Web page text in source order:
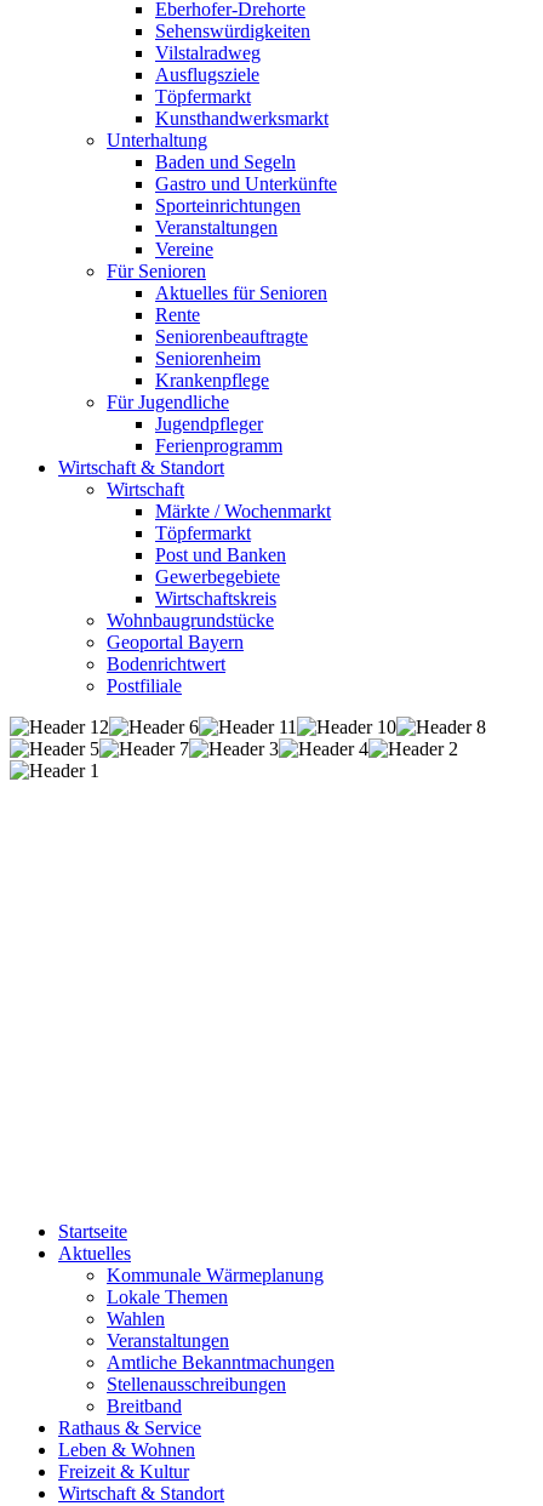
Eberhofer-Drehorte
Sehenswürdigkeiten
Vilstalradweg
Ausflugsziele
Töpfermarkt
Kunsthandwerksmarkt
Unterhaltung
Baden und Segeln
Gastro und Unterkünfte
Sporteinrichtungen
Veranstaltungen
Vereine
Für Senioren
Aktuelles für Senioren
Rente
Seniorenbeauftragte
Seniorenheim
Krankenpflege
Für Jugendliche
Jugendpfleger
Ferienprogramm
Wirtschaft & Standort
Wirtschaft
Märkte / Wochenmarkt
Töpfermarkt
Post und Banken
Gewerbegebiete
Wirtschaftskreis
Wohnbaugrundstücke
Geoportal Bayern
Bodenrichtwert
Postfiliale
Startseite
Aktuelles
Kommunale Wärmeplanung
Lokale Themen
Wahlen
Veranstaltungen
Amtliche Bekanntmachungen
Stellenausschreibungen
Breitband
Rathaus & Service
Leben & Wohnen
Freizeit & Kultur
Wirtschaft & Standort